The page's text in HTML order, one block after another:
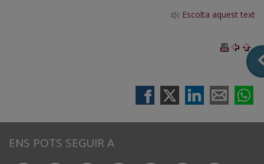
Escolta aquest text
ENS POTS SEGUIR A